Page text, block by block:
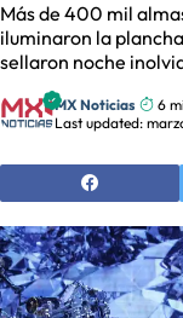
Más de 400 mil
iluminaron la
sellaron noche
MX Noticias
6
Last updated: